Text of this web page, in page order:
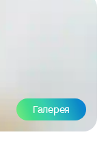
Галерея